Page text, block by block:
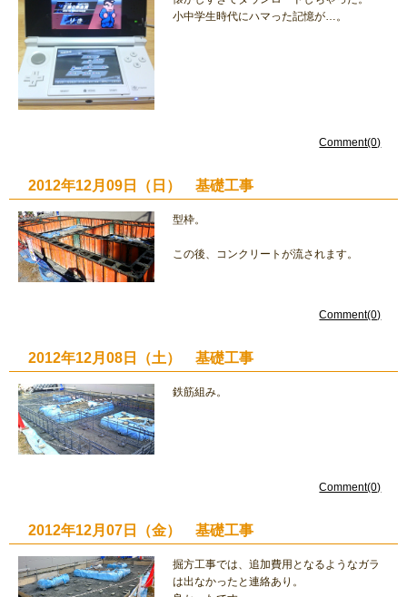
小中学生時代にハマった記憶が…。
Comment(0)
2012年12月09日（日） 基礎工事
型枠。
この後、コンクリートが流されます。
Comment(0)
2012年12月08日（土） 基礎工事
鉄筋組み。
Comment(0)
2012年12月07日（金） 基礎工事
掘方工事では、追加費用となるようなガラ
は出なかったと連絡あり。